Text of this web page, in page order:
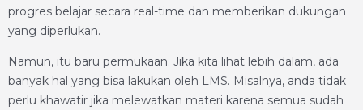
progres belajar secara real-time dan memberikan dukungan
yang diperlukan.
Namun, itu baru permukaan. Jika kita lihat lebih dalam, ada
banyak hal yang bisa lakukan oleh LMS. Misalnya, anda tidak
perlu khawatir jika melewatkan materi karena semua sudah